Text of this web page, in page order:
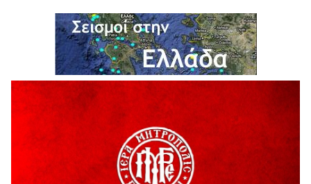
Η Marseaux στα Γρεβενά για μια μοναδική συναυλία
5 Αυγούστου 2026
Θερινό Σινεμά στο πλαίσιο του «Πολιτιστικού
Καλοκαιριού 2026» με την βραβευμένη ταινία «Μικρές
Ανάσες».
5 Αυγούστου 2026
Γρεβενά: Συνελήφθη 18χρονος αλλοδαπός, για κλοπή
εξοπλισμού γυμναστηρίου
ΑΗ ΛΑΟΣ | 5 Αυγούστου | Υπαίθριο Θέατρο “Καστράκι”,